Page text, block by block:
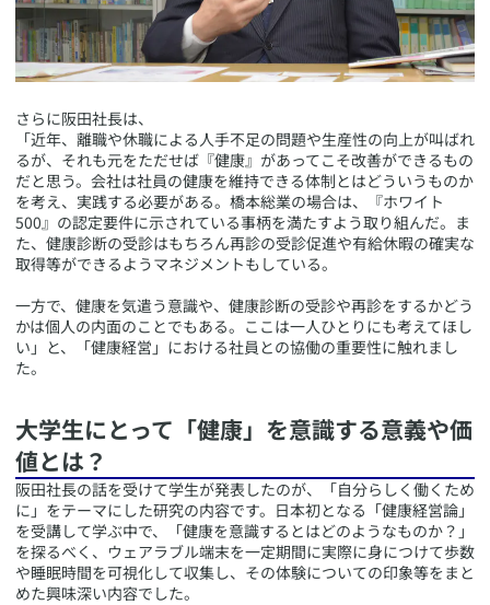
​さらに阪田社長は、
「近年、離職や休職による人手不足の問題や生産性の向上が叫ばれ
るが、それも元をただせば『健康』があってこそ改善ができるもの
だと思う。会社は社員の健康を維持できる体制とはどういうものか
を考え、実践する必要がある。橋本総業の場合は、『ホワイト
500』の認定要件に示されている事柄を満たすよう取り組んだ。ま
た、健康診断の受診はもちろん再診の受診促進や有給休暇の確実な
取得等ができるようマネジメントもしている。
一方で、健康を気遣う意識や、健康診断の受診や再診をするかどう
かは個人の内面のことでもある。ここは一人ひとりにも考えてほし
い」と、「健康経営」における社員との協働の重要性に触れまし
た。
​大学生にとって「健康」を意識する意義や価
値とは？
​阪田社長の話を受けて学生が発表したのが、「自分らしく働くため
に」をテーマにした研究の内容です。日本初となる「健康経営論」
を受講して学ぶ中で、「健康を意識するとはどのようなものか？」
を探るべく、ウェアラブル端末を一定期間に実際に身につけて歩数
や睡眠時間を可視化して収集し、その体験についての印象等をまと
めた興味深い内容でした。